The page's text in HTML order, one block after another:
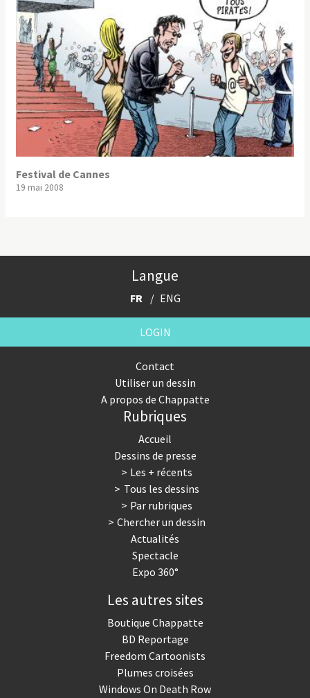
Festival de Cannes
19 mai 2008
Langue
FR ENG
LOGIN
Contact
Utiliser un dessin
A propos de Chappatte
Rubriques
Accueil
Dessins de presse
Les + récents
Tous les dessins
Par rubriques
Chercher un dessin
Actualités
Spectacle
Expo 360°
Les autres sites
Boutique Chappatte
BD Reportage
Freedom Cartoonists
Plumes croisées
Windows On Death Row